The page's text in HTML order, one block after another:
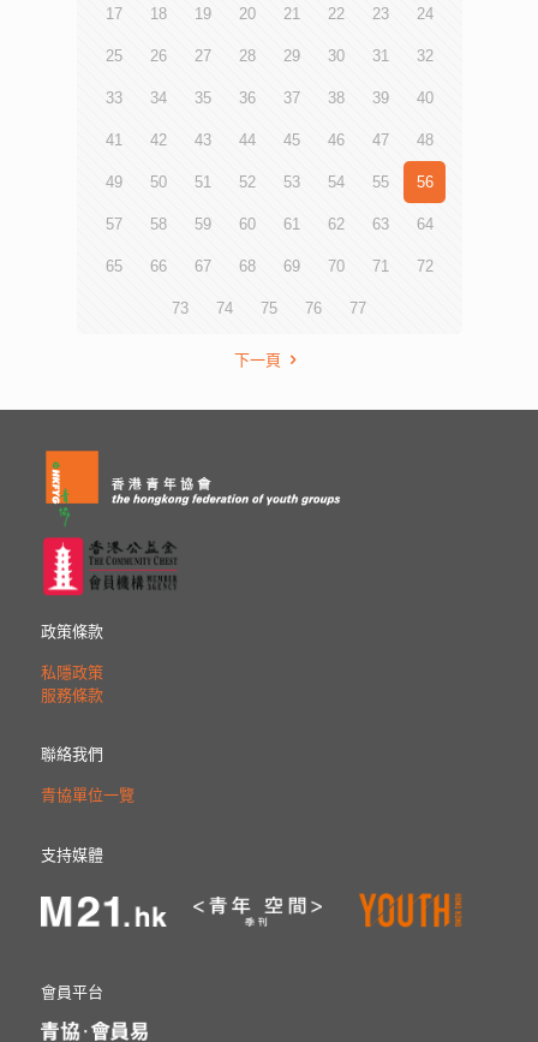
17 18 19 20 21 22 23 24
25 26 27 28 29 30 31 32
33 34 35 36 37 38 39 40
41 42 43 44 45 46 47 48
49 50 51 52 53 54 55 56
57 58 59 60 61 62 63 64
65 66 67 68 69 70 71 72
73 74 75 76 77
下一頁
政策條款
私隱政策
服務條款
聯絡我們
青協單位一覽
支持媒體
會員平台